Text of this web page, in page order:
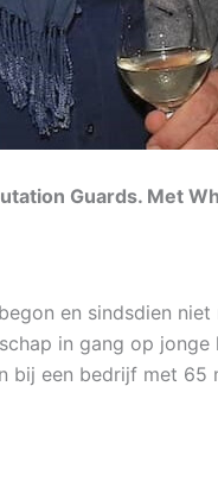
Guards. Met
en sindsdien
in gang op
een bedrijf met